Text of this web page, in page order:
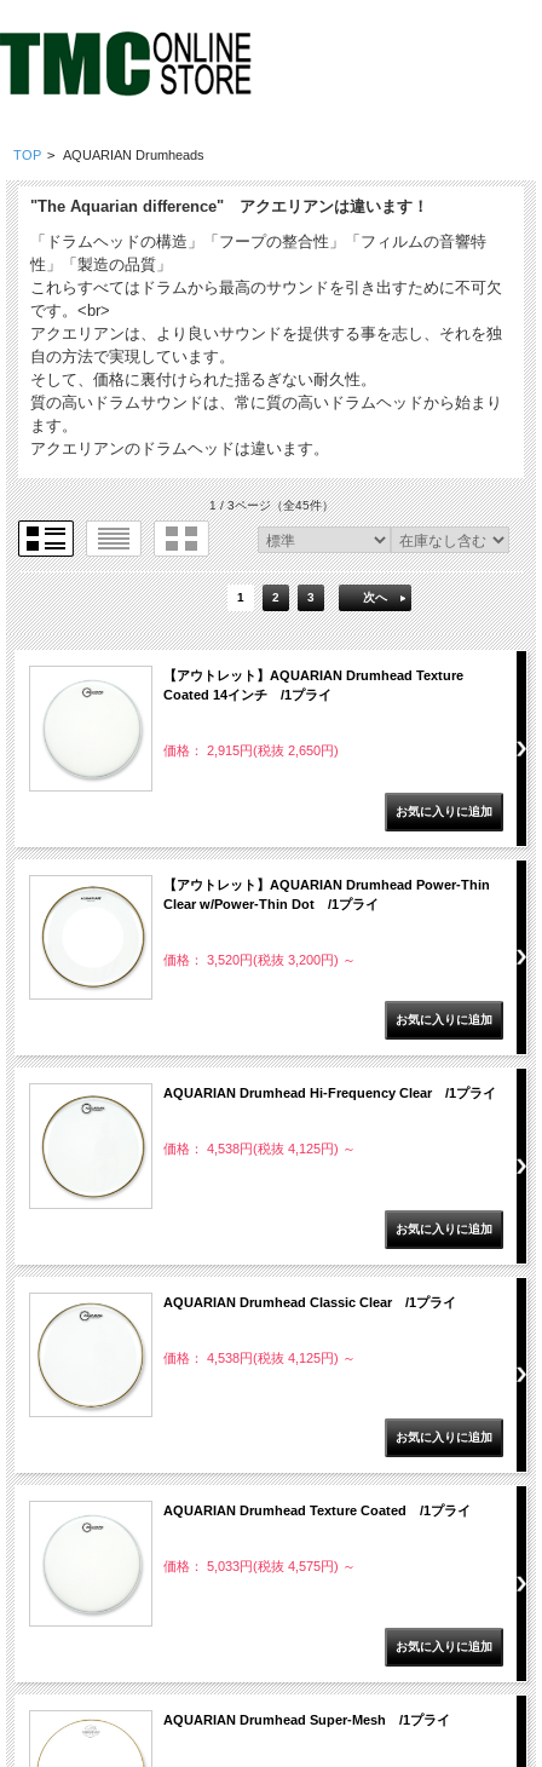
TOP > AQUARIAN Drumheads
"The Aquarian difference" アクエリアンは違います！
「ドラムヘッドの構造」「フープの整合性」「フィルムの音響特
性」「製造の品質」
これらすべてはドラムから最高のサウンドを引き出すために不可欠
です。<br>
アクエリアンは、より良いサウンドを提供する事を志し、それを独
自の方法で実現しています。
そして、価格に裏付けられた揺るぎない耐久性。
質の高いドラムサウンドは、常に質の高いドラムヘッドから始まり
ます。
アクエリアンのドラムヘッドは違います。
1 / 3ページ（全45件）
1 2 3 次へ
【アウトレット】AQUARIAN Drumhead Texture
Coated 14インチ /1プライ
価格： 2,915円(税抜 2,650円)
【アウトレット】AQUARIAN Drumhead Power-Thin
Clear w/Power-Thin Dot /1プライ
価格： 3,520円(税抜 3,200円) ～
AQUARIAN Drumhead Hi-Frequency Clear /1プライ
価格： 4,538円(税抜 4,125円) ～
AQUARIAN Drumhead Classic Clear /1プライ
価格： 4,538円(税抜 4,125円) ～
AQUARIAN Drumhead Texture Coated /1プライ
価格： 5,033円(税抜 4,575円) ～
AQUARIAN Drumhead Super-Mesh /1プライ